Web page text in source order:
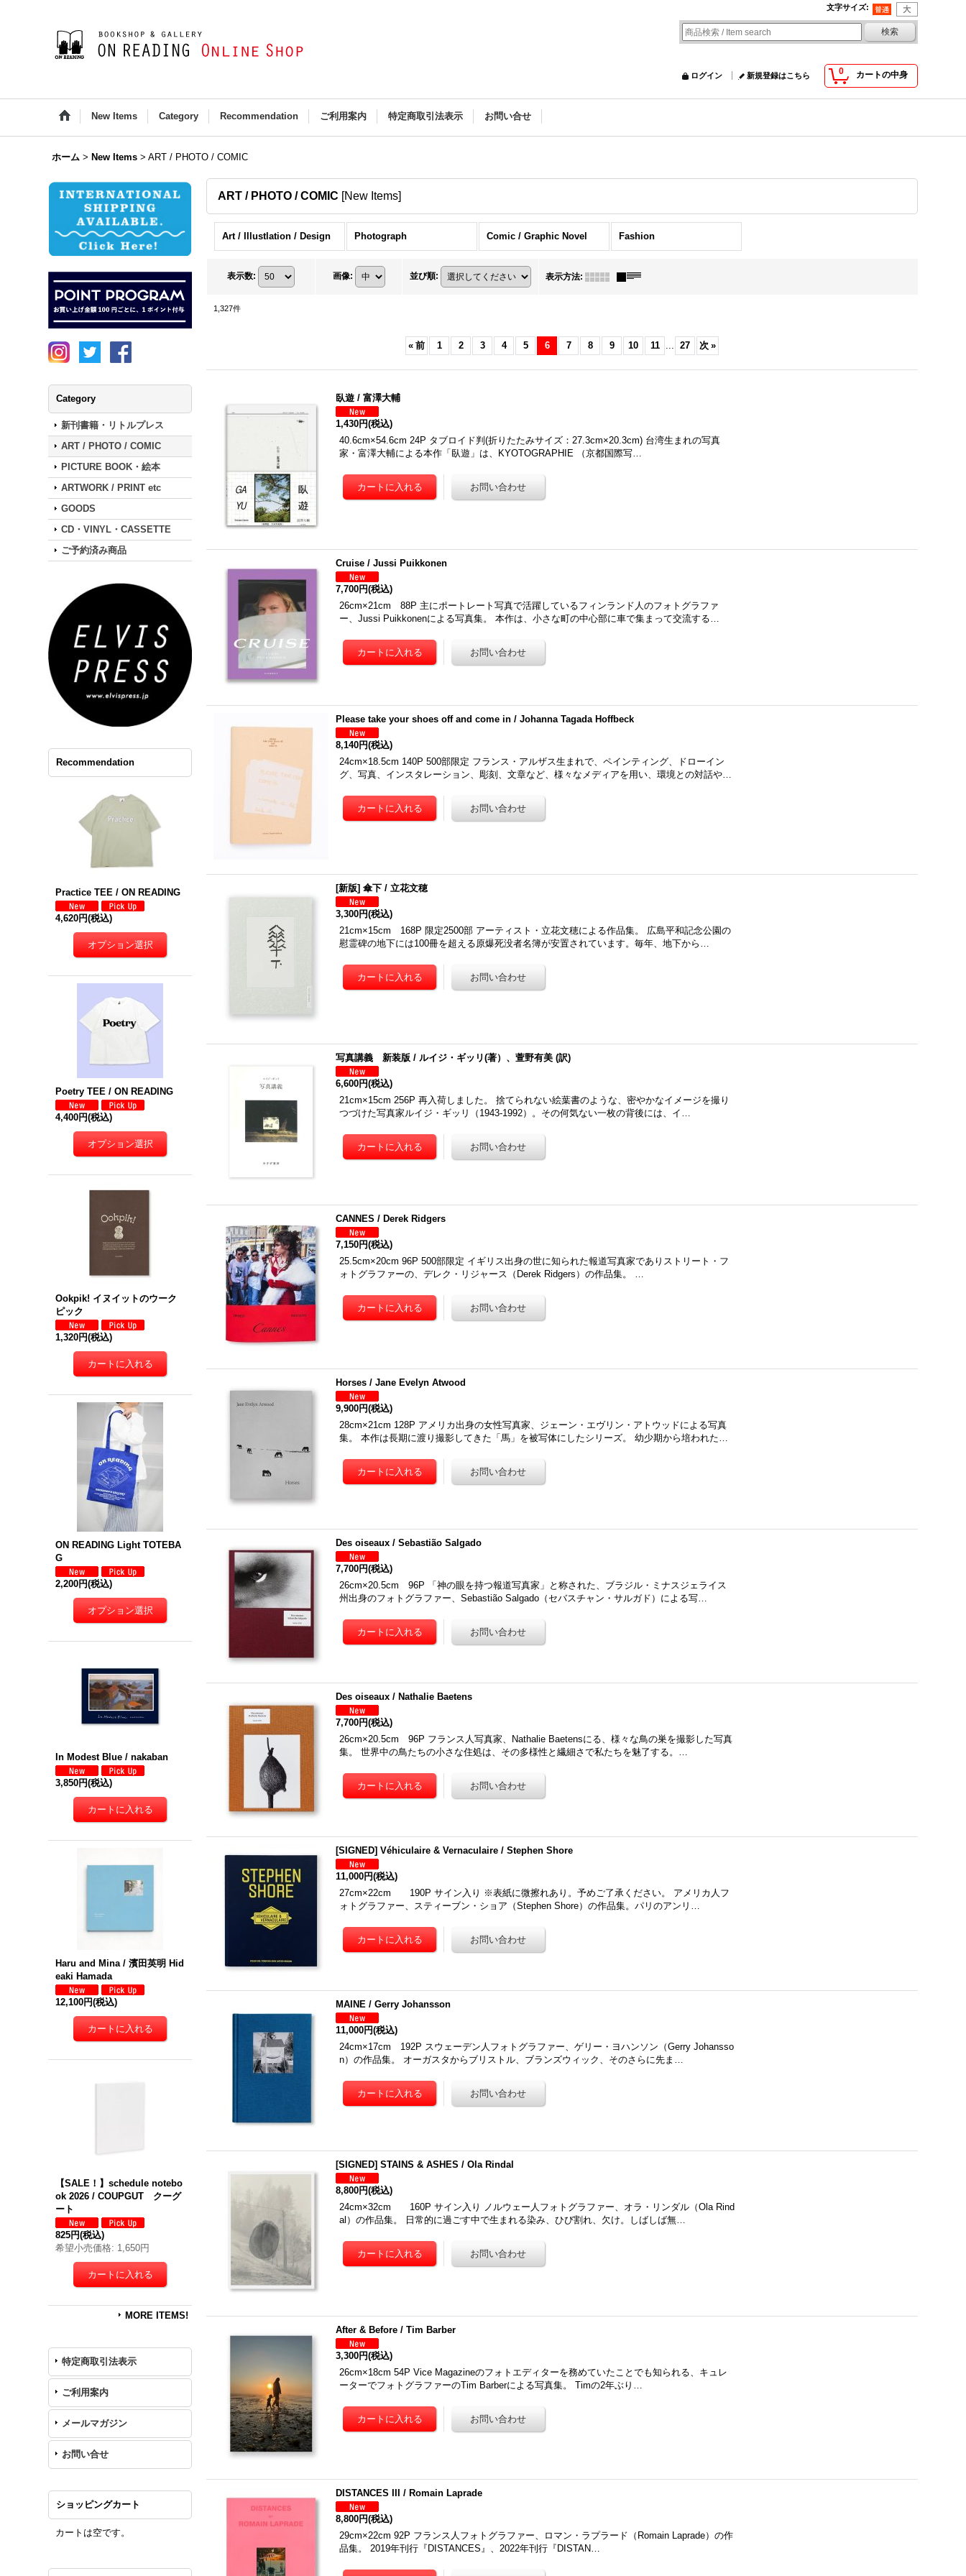
文字サイズ:
0 カートの中身
ログイン 新規登録はこちら
New Items Category Recommendation ご利用案内 特定商取引法表示 お問い合せ
ホーム > New Items > ART / PHOTO / COMIC
Category
新刊書籍・リトルプレス
ART / PHOTO / COMIC
PICTURE BOOK・絵本
ARTWORK / PRINT etc
GOODS
CD・VINYL・CASSETTE
ご予約済み商品
Recommendation
Practice TEE / ON READING
4,620円(税込)
Poetry TEE / ON READING
4,400円(税込)
Ookpik! イヌイットのウーク
ピック
1,320円(税込)
ON READING Light TOTEBA
G
2,200円(税込)
In Modest Blue / nakaban
3,850円(税込)
Haru and Mina / 濱田英明 Hid
eaki Hamada
12,100円(税込)
【SALE！】schedule notebo
ok 2026 / COUPGUT クーグ
ート
825円(税込)
希望小売価格: 1,650円
MORE ITEMS!
特定商取引法表示
ご利用案内
メールマガジン
お問い合せ
ショッピングカート
カートは空です。
ART / PHOTO / COMIC [New Items]
Art / Illustlation / Design Photograph Comic / Graphic Novel Fashion
表示数: 画像: 並び順: 表示方法:
1,327件
« 前 1 2 3 4 5 6 7 8 9 10 11 ... 27 次 »
臥遊 / 富澤大輔
1,430円(税込)
40.6cm×54.6cm 24P タブロイド判(折りたたみサイズ：27.3cm×20.3cm) 台湾生まれの写真
家・富澤大輔による本作「臥遊」は、KYOTOGRAPHIE （京都国際写…
Cruise / Jussi Puikkonen
7,700円(税込)
26cm×21cm 88P 主にポートレート写真で活躍しているフィンランド人のフォトグラファ
ー、Jussi Puikkonenによる写真集。 本作は、小さな町の中心部に車で集まって交流する…
Please take your shoes off and come in / Johanna Tagada Hoffbeck
8,140円(税込)
24cm×18.5cm 140P 500部限定 フランス・アルザス生まれで、ペインティング、ドローイン
グ、写真、インスタレーション、彫刻、文章など、様々なメディアを用い、環境との対話や…
[新版] 傘下 / 立花文穂
3,300円(税込)
21cm×15cm 168P 限定2500部 アーティスト・立花文穂による作品集。 広島平和記念公園の
慰霊碑の地下には100冊を超える原爆死没者名簿が安置されています。毎年、地下から…
写真講義 新装版 / ルイジ・ギッリ(著）、萱野有美 (訳)
6,600円(税込)
21cm×15cm 256P 再入荷しました。 捨てられない絵葉書のような、密やかなイメージを撮り
つづけた写真家ルイジ・ギッリ（1943-1992）。その何気ない一枚の背後には、イ…
CANNES / Derek Ridgers
7,150円(税込)
25.5cm×20cm 96P 500部限定 イギリス出身の世に知られた報道写真家でありストリート・フ
ォトグラファーの、デレク・リジャース（Derek Ridgers）の作品集。 …
Horses / Jane Evelyn Atwood
9,900円(税込)
28cm×21cm 128P アメリカ出身の女性写真家、ジェーン・エヴリン・アトウッドによる写真
集。 本作は長期に渡り撮影してきた「馬」を被写体にしたシリーズ。 幼少期から培われた…
Des oiseaux / Sebastião Salgado
7,700円(税込)
26cm×20.5cm 96P 「神の眼を持つ報道写真家」と称された、ブラジル・ミナスジェライス
州出身のフォトグラファー、Sebastião Salgado（セバスチャン・サルガド）による写…
Des oiseaux / Nathalie Baetens
7,700円(税込)
26cm×20.5cm 96P フランス人写真家、Nathalie Baetensにる、様々な鳥の巣を撮影した写真
集。 世界中の鳥たちの小さな住処は、その多様性と繊細さで私たちを魅了する。…
[SIGNED] Véhiculaire & Vernaculaire / Stephen Shore
11,000円(税込)
27cm×22cm 190P サイン入り ※表紙に微擦れあり。予めご了承ください。 アメリカ人フ
ォトグラファー、スティーブン・ショア（Stephen Shore）の作品集。パリのアンリ…
MAINE / Gerry Johansson
11,000円(税込)
24cm×17cm 192P スウェーデン人フォトグラファー、ゲリー・ヨハンソン（Gerry Johansso
n）の作品集。 オーガスタからブリストル、ブランズウィック、そのさらに先ま…
[SIGNED] STAINS & ASHES / Ola Rindal
8,800円(税込)
24cm×32cm 160P サイン入り ノルウェー人フォトグラファー、オラ・リンダル（Ola Rind
al）の作品集。 日常的に過ごす中で生まれる染み、ひび割れ、欠け。しばしば無…
After & Before / Tim Barber
3,300円(税込)
26cm×18cm 54P Vice Magazineのフォトエディターを務めていたことでも知られる、キュレ
ーターでフォトグラファーのTim Barberによる写真集。 Timの2年ぶり…
DISTANCES III / Romain Laprade
8,800円(税込)
29cm×22cm 92P フランス人フォトグラファー、ロマン・ラプラード（Romain Laprade）の作
品集。 2019年刊行『DISTANCES』、2022年刊行『DISTAN…